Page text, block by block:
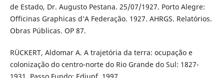
de Estado, Dr. Augusto Pestana. 25/07/1927. Porto Alegre:
Officinas Graphicas d’A Federação. 1927. AHRGS. Relatórios.
Obras Públicas. OP 87.
RÜCKERT, Aldomar A. A trajetória da terra: ocupação e
colonização do centro-norte do Rio Grande do Sul: 1827-